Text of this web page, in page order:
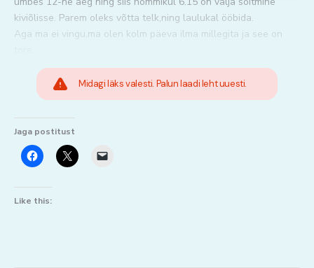
kiviõlisse. Parem oleks võtta telk,ning laulukal ööbida.
Aga ma ei vingu,ma olen kolm päeva ilma millegita ja see on
Midagi läks valesti. Palun laadi leht uuesti.
Jaga postitust
Like this: